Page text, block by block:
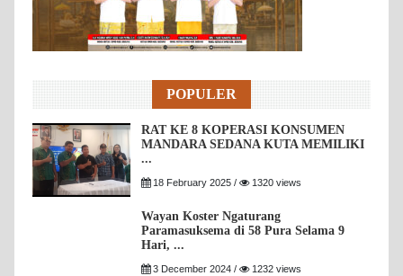
POPULER
RAT KE 8 KOPERASI KONSUMEN
MANDARA SEDANA KUTA MEMILIKI
...
18 February 2025 / 1320 views
Wayan Koster Ngaturang
Paramasuksema di 58 Pura Selama 9
Hari, ...
3 December 2024 / 1232 views